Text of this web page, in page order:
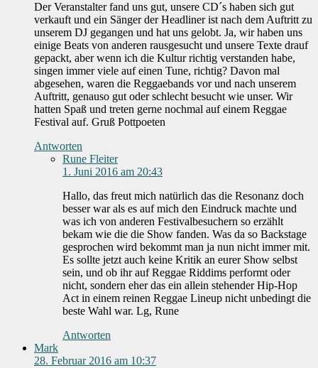
Der Veranstalter fand uns gut, unsere CD´s haben sich gut
verkauft und ein Sänger der Headliner ist nach dem Auftritt zu
unserem DJ gegangen und hat uns gelobt. Ja, wir haben uns
einige Beats von anderen rausgesucht und unsere Texte drauf
gepackt, aber wenn ich die Kultur richtig verstanden habe,
singen immer viele auf einen Tune, richtig? Davon mal
abgesehen, waren die Reggaebands vor und nach unserem
Auftritt, genauso gut oder schlecht besucht wie unser. Wir
hatten Spaß und treten gerne nochmal auf einem Reggae
Festival auf. Gruß Pottpoeten
Antworten
Rune Fleiter
1. Juni 2016 am 20:43
Hallo, das freut mich natürlich das die Resonanz doch
besser war als es auf mich den Eindruck machte und
was ich von anderen Festivalbesuchern so erzählt
bekam wie die die Show fanden. Was da so Backstage
gesprochen wird bekommt man ja nun nicht immer mit.
Es sollte jetzt auch keine Kritik an eurer Show selbst
sein, und ob ihr auf Reggae Riddims performt oder
nicht, sondern eher das ein allein stehender Hip-Hop
Act in einem reinen Reggae Lineup nicht unbedingt die
beste Wahl war. Lg, Rune
Antworten
Mark
28. Februar 2016 am 10:37